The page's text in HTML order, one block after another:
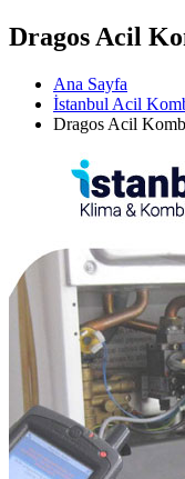
Dragos Acil
Ana Sayfa
İstanbul Acil
Dragos Acil